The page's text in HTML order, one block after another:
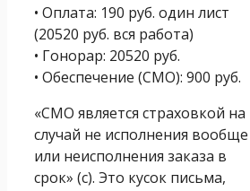
• Оплата: 190 руб. один лист
(20520 руб. вся работа)
• Гонорар: 20520 руб.
• Обеспечение (СМО): 900 руб.
«СМО является страховкой на
случай не исполнения вообще
или неисполнения заказа в
срок» (с). Это кусок письма,